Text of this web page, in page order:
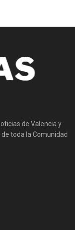
de Valencia y
toda la Comunidad